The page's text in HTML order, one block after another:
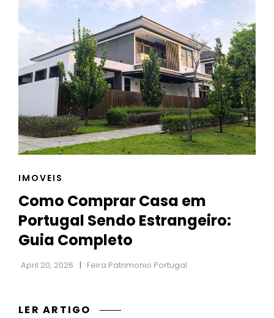
PARA
QUEM
GOSTA
DE
JARDINAGEM
CAT
IMOVEIS
Como Comprar Casa em
Portugal Sendo Estrangeiro:
Guia Completo
April 20, 2026 Feira Patrimonio Portugal
LER ARTIGO COMO